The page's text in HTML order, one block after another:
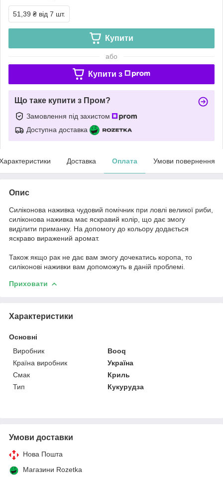
51,39 ₴ від 7 шт.
Купити
або
Купити з
Що таке купити з Пром?
Замовлення під захистом
Доступна доставка
Доставка Оплата Умови повернення
Опис
Силіконова наживка чудовий помічник при ловлі великої риби,
силіконова наживка має яскравий колір, що дає змогу
виділити приманку. На допомогу до кольору додається
яскраво виражений аромат.
Також якщо рак не дає вам змогу дочекатись коропа, то
силіконові наживки вам допоможуть в даній проблемі.
Приховати
Характеристики
Основні
Виробник
Booq
Країна виробник
Україна
Смак
Криль
Тип
Кукурудза
Умови доставки
Нова Пошта
Магазини Rozetka